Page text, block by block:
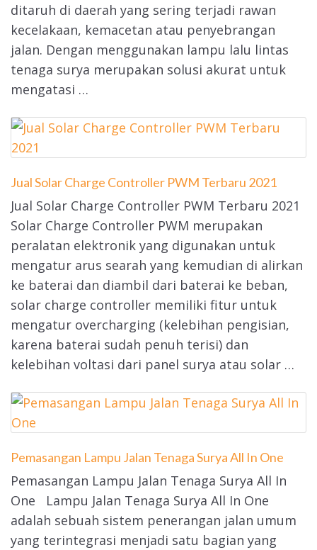
ditaruh di daerah yang sering terjadi rawan
kecelakaan, kemacetan atau penyebrangan
jalan. Dengan menggunakan lampu lalu lintas
tenaga surya merupakan solusi akurat untuk
mengatasi …
Jual Solar Charge Controller PWM Terbaru 2021
Jual Solar Charge Controller PWM Terbaru 2021
Solar Charge Controller PWM merupakan
peralatan elektronik yang digunakan untuk
mengatur arus searah yang kemudian di alirkan
ke baterai dan diambil dari baterai ke beban,
solar charge controller memiliki fitur untuk
mengatur overcharging (kelebihan pengisian,
karena baterai sudah penuh terisi) dan
kelebihan voltasi dari panel surya atau solar …
Pemasangan Lampu Jalan Tenaga Surya All In One
Pemasangan Lampu Jalan Tenaga Surya All In
One Lampu Jalan Tenaga Surya All In One
adalah sebuah sistem penerangan jalan umum
yang terintegrasi menjadi satu bagian yang